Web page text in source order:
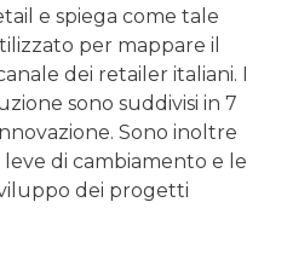
e spiega come tale
per mappare il
dei retailer italiani. I
sono suddivisi in 7
Sono inoltre
di cambiamento e le
dei progetti